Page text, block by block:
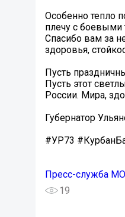
Особенно тепло
плечу с боевыми
Спасибо вам за
здоровья,
Пусть
Пусть этот
России. Мира,
Губернатор
#УР73
Пресс-служба
19